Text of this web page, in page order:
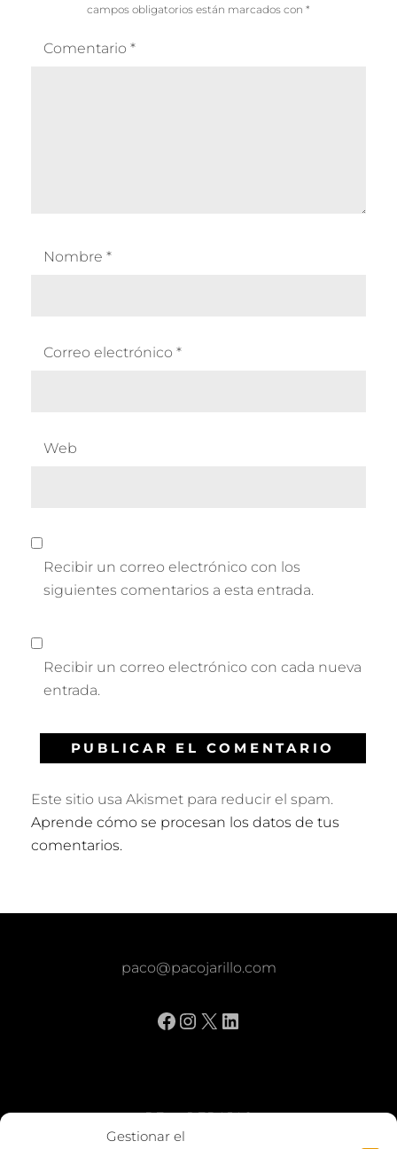
Gestionar el
campos obligatorios están marcados con *
Comentario *
Nombre *
Correo electrónico *
Web
Recibir un correo electrónico con los
siguientes comentarios a esta entrada.
Recibir un correo electrónico con cada nueva
entrada.
Este sitio usa Akismet para reducir el spam.
Aprende cómo se procesan los datos de tus
comentarios.
paco@pacojarillo.com
Facebook
Instagram
X LinkedIn
BE vs REBAJAS